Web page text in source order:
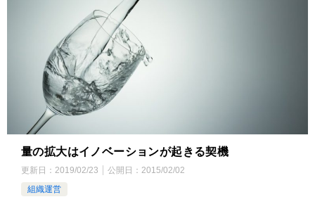
量の拡大はイノベーションが起きる契機
更新日： 2019/02/23 公開日： 2015/02/02
組織運営